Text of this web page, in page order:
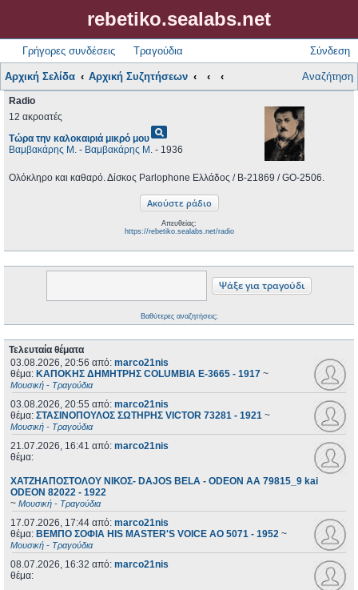
rebetiko.sealabs.net
Γρήγορες συνδέσεις Τραγούδια Σύνδεση
Αρχική Σελίδα Αρχική Συζητήσεων Αναζήτηση
Radio
12 ακροατές
Τώρα την καλοκαιριά μικρό μουpageview
Βαμβακάρης Μ. - Βαμβακάρης Μ. - 1936
Ολόκληρο και καθαρό. Δίσκος Parlophone Ελλάδος / B-21869 / GO-2506.
Απευθείας:
https://rebetiko.sealabs.net/radio
Βαθύτερες αναζητήσεις;
Τελευταία θέματα
03.08.2026, 20:56 από: marco21nis
θέμα: ΚΑΠΟΚΗΣ ΔΗΜΗΤΡΗΣ COLUMBIA E-3665 - 1917 ~
Μουσική - Τραγούδια
03.08.2026, 20:55 από: marco21nis
θέμα: ΣΤΑΣΙΝΟΠΟΥΛΟΣ ΣΩΤΗΡΗΣ VICTOR 73281 - 1921 ~
Μουσική - Τραγούδια
21.07.2026, 16:41 από: marco21nis
θέμα:
ΧΑΤΖΗΑΠΟΣΤΟΛΟΥ ΝΙΚΟΣ- DAJOS BELA - ODEON AA 79815_9 kai
ODEON 82022 - 1922
~ Μουσική - Τραγούδια
17.07.2026, 17:44 από: marco21nis
θέμα: ΒΕΜΠΟ ΣΟΦΙΑ HIS MASTER'S VOICE AO 5071 - 1952 ~
Μουσική - Τραγούδια
08.07.2026, 16:32 από: marco21nis
θέμα: